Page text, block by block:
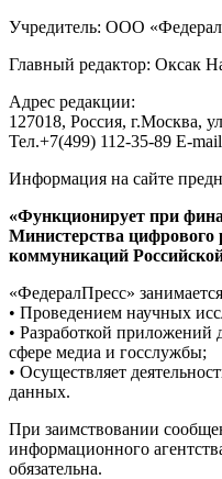
Учредитель: ООО
Главный редактор: Оксак
Адрес редакции:
127018, Россия, г.Москва,
Тел.+7(499) 112-35-89 E-
Информация на сайте
«Функционирует при
Министерства цифрового
коммуникаций
«ФедералПресс»
• Проведением научных
• Разработкой приложений
сфере медиа и госслужбы;
• Осуществляет
данных.
При заимствовании
информационного
обязательна.